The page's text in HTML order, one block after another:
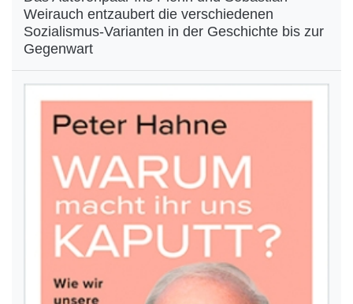
Weirauch entzaubert die verschiedenen
Sozialismus-Varianten in der Geschichte bis zur
Gegenwart